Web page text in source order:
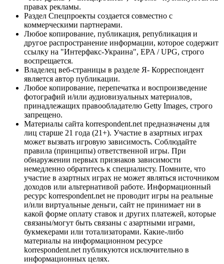
правах рекламы.
Раздел Спецпроекты создается совместно с
коммерческими партнерами.
Любое копирование, публикация, републикация и
другое распространение информации, которое содержит
ссылку на "Интерфакс-Украина", EPA / UPG, строго
воспрещается.
Владелец веб-страницы в разделе Я- Корреспондент
является автор публикации.
Любое копирование, перепечатка и воспроизведение
фотографий и/или аудиовизуальных материалов,
принадлежащих правообладателю Getty Images, строго
запрещено.
Материалы сайта korrespondent.net предназначены для
лиц старше 21 года (21+). Участие в азартных играх
может вызвать игровую зависимость. Соблюдайте
правила (принципы) ответственной игры. При
обнаружении первых признаков зависимости
немедленно обратитесь к специалисту. Помните, что
участие в азартных играх не может являться источником
доходов или альтернативой работе. Информационный
ресурс korrespondent.net не проводит игры на реальные
и/или виртуальные деньги, сайт не принимает ни в
какой форме оплату ставок и других платежей, которые
связаны/могут быть связаны с азартными играми,
букмекерами или тотализаторами. Какие-либо
материалы на информационном ресурсе
korrespondent.net публикуются исключительно в
информационных целях.